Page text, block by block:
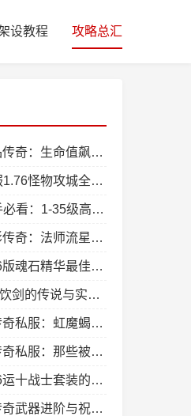
设教程 攻略总汇
命值飙升恢复秘籍分享
城全攻略：制胜秘诀大公开
35级高效升级地图推荐
星火雨技能详解与实战技巧
精华最佳获取途径解析
传说与实战威力介绍
魔蝎卫掉落装备深度测评
些被遗忘的新手神装回忆杀
士套装的极致魅力解析
进阶与祝福油妙用之道